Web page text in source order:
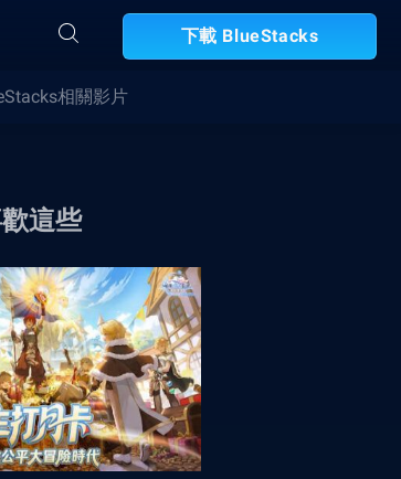
下載 BlueStacks
相關影片
這些